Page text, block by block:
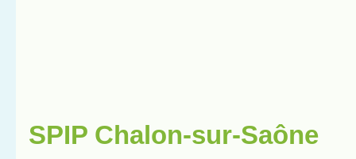
SPIP Chalon-sur-Saône